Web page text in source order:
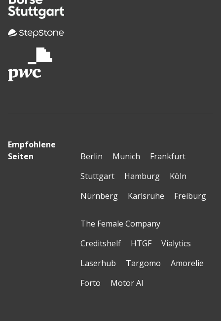
Empfohlene
Seiten
Berlin Munich
Frankfurt
Stuttgart
Hamburg
Köln
Nürnberg
Karlsruhe Freiburg
The Female Company
Creditshelf
HTGF
Vialytics
Laserhub
Targomo
Amorelie
Forto
Motor AI